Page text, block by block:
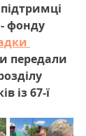
фонду
передали
із 67-ї